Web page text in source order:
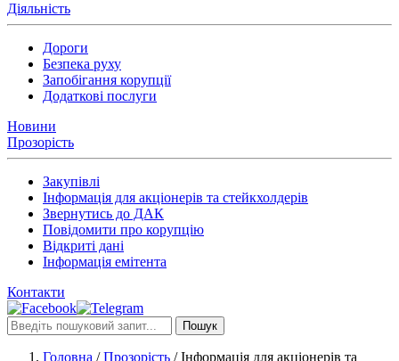
Діяльність
Дороги
Безпека руху
Запобігання корупції
Додаткові послуги
Новини
Прозорість
Закупівлі
Інформація для акціонерів та стейкхолдерів
Звернутись до ДАК
Повідомити про корупцію
Відкриті дані
Інформація емітента
Контакти
Пошук
Головна /Прозорість /Інформація для акціонерів та